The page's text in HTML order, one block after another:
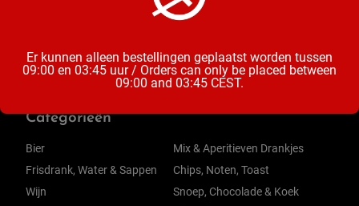
Categorieën
Bier
Frisdrank, Water & Sappen
Wijn
Mix & Aperitieven Drankjes
Chips, Noten, Toast
Snoep, Chocolade & Koek
Er kunnen alleen bestellingen geplaatst worden tussen
09:00 en 03:45 uur / Orders can only be placed between
09:00 and 03:45 CEST.